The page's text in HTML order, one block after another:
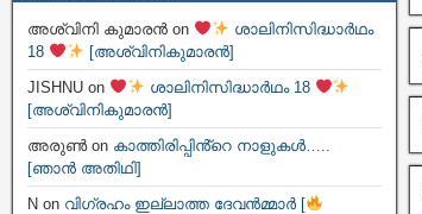
അശ്വിനി കുമാരൻ on
ശാലിനിസിദ്ധാർഥം
18
[അശ്വിനികുമാരൻ]
JISHNU on
ശാലിനിസിദ്ധാർഥം 18
[അശ്വിനികുമാരൻ]
അരുൺon കാത്തിരിപ്പിൻ്റെ നാളുകൾ…..
[ഞാൻ അതിഥി]
N on വിഗ്രഹം ഇല്ലാത്ത ദേവൻമ്മാർ [